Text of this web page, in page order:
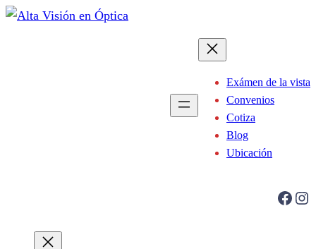
Saltar
Exámen de la vista
Convenios
Cotiza
Blog
Ubicación
Facebook Instagram